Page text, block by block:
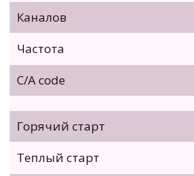
Каналов
Частота
C/A code
Горячий старт
Теплый старт